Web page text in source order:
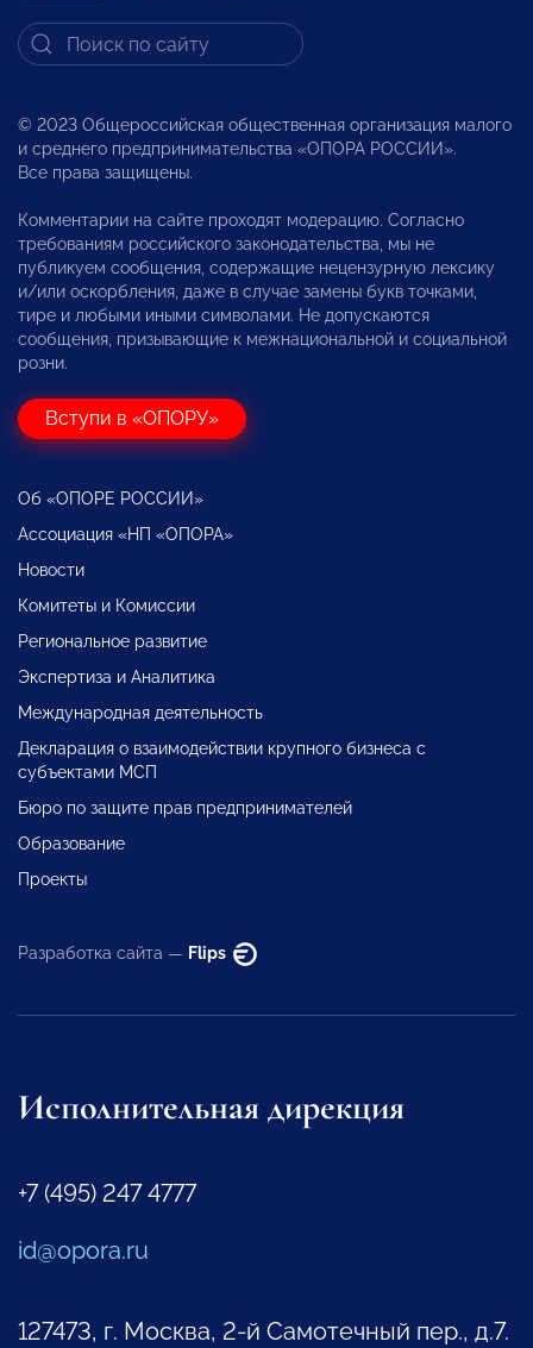
© 2023 Общероссийская общественная организация малого
и среднего предпринимательства «ОПОРА РОССИИ».
Все права защищены.
Комментарии на сайте проходят модерацию. Согласно
требованиям российского законодательства, мы не
публикуем сообщения, содержащие нецензурную лексику
и/или оскорбления, даже в случае замены букв точками,
тире и любыми иными символами. Не допускаются
сообщения, призывающие к межнациональной и социальной
розни.
Вступи в «ОПОРУ»
Об «ОПОРЕ РОССИИ»
Ассоциация «НП «ОПОРА»
Новости
Комитеты и Комиссии
Региональное развитие
Экспертиза и Аналитика
Международная деятельность
Декларация о взаимодействии крупного бизнеса с
субъектами МСП
Бюро по защите прав предпринимателей
Образование
Проекты
Разработка сайта — Flips
Исполнительная дирекция
+7 (495) 247 4777
id@opora.ru
127473, г. Москва, 2-й Самотечный пер., д.7.